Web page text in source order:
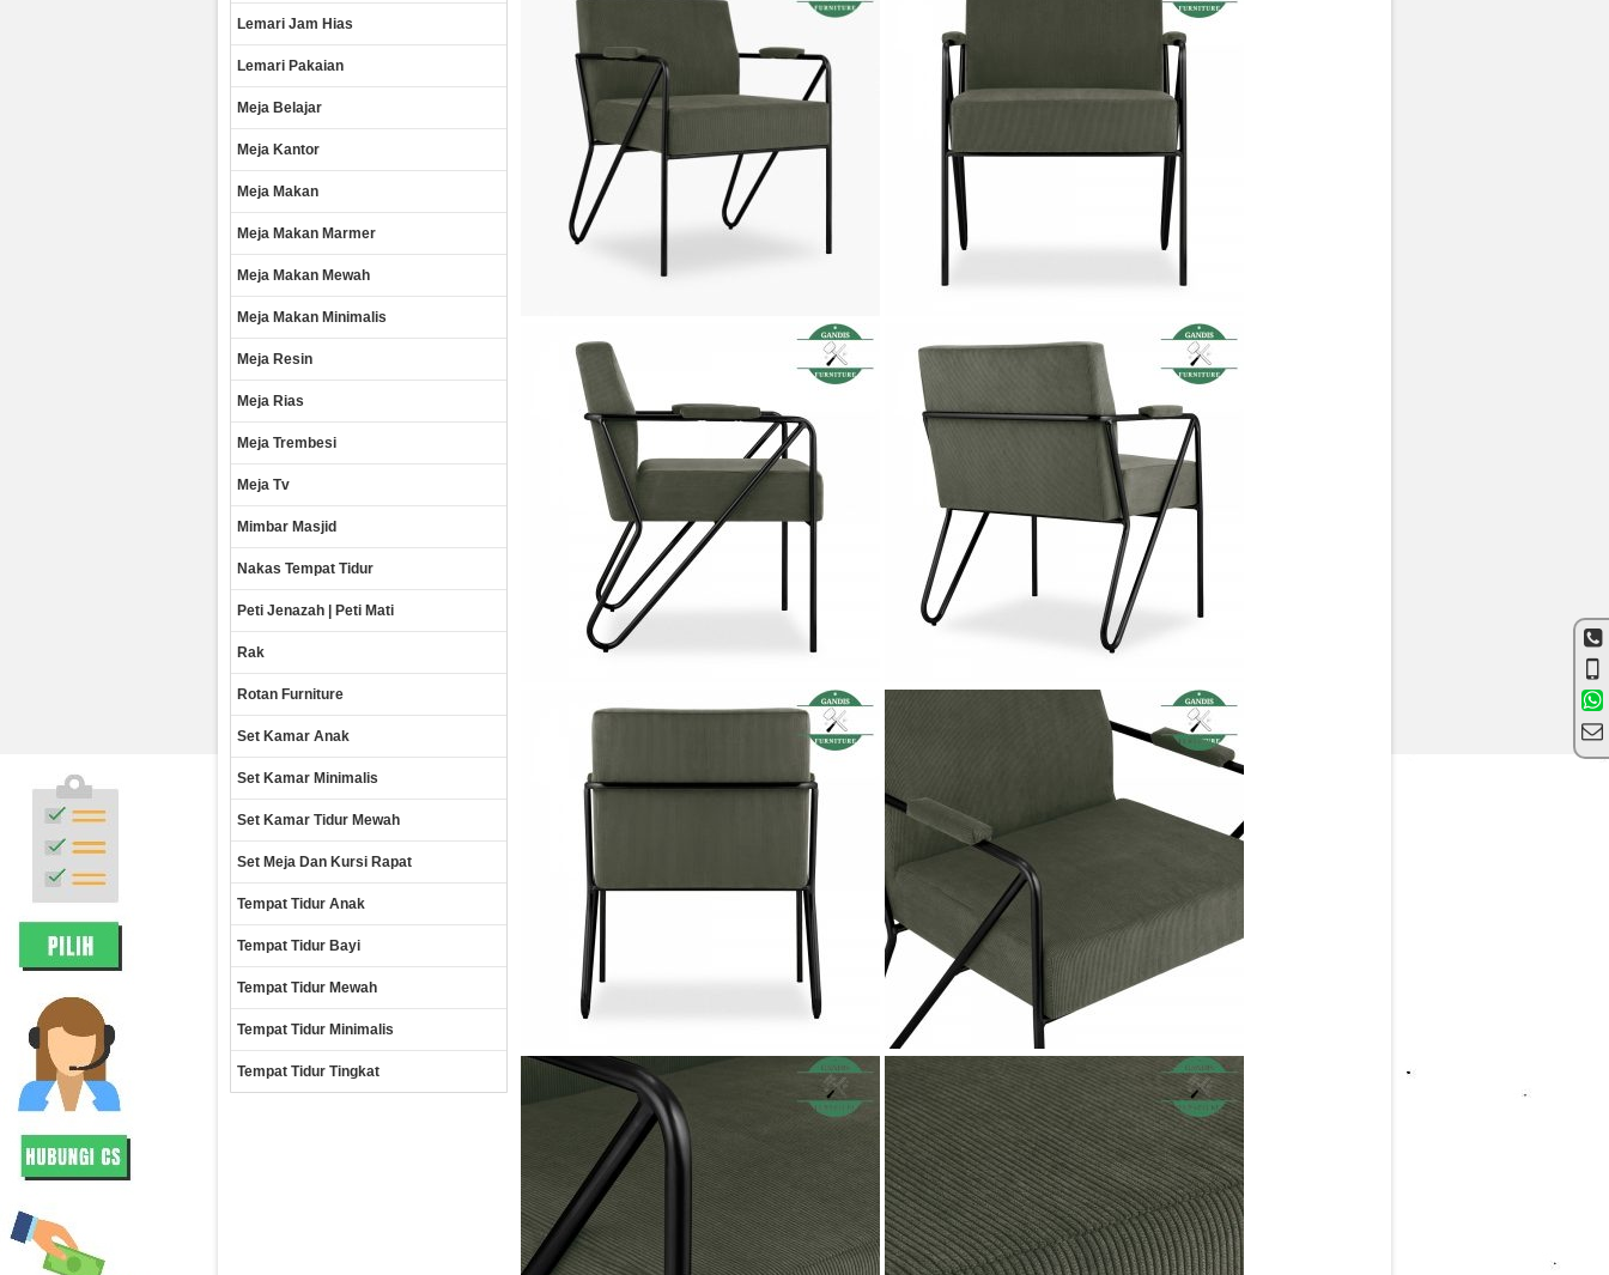
Lemari Jam Hias
Lemari Pakaian
Meja Belajar
Meja Kantor
Meja Makan
Meja Makan Marmer
Meja Makan Mewah
Meja Makan Minimalis
Meja Resin
Meja Rias
Meja Trembesi
Meja Tv
Mimbar Masjid
Nakas Tempat Tidur
Peti Jenazah | Peti Mati
Rak
Rotan Furniture
Set Kamar Anak
Set Kamar Minimalis
Set Kamar Tidur Mewah
Set Meja Dan Kursi Rapat
Tempat Tidur Anak
Tempat Tidur Bayi
Tempat Tidur Mewah
Tempat Tidur Minimalis
Tempat Tidur Tingkat